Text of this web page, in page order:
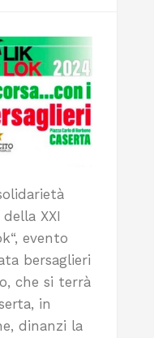
XXI
evento
bersaglieri
che si terrà
in
dinanzi la